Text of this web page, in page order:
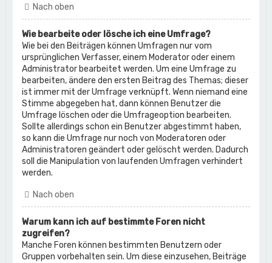
Nach oben
Wie bearbeite oder lösche ich eine Umfrage?
Wie bei den Beiträgen können Umfragen nur vom
ursprünglichen Verfasser, einem Moderator oder einem
Administrator bearbeitet werden. Um eine Umfrage zu
bearbeiten, ändere den ersten Beitrag des Themas; dieser
ist immer mit der Umfrage verknüpft. Wenn niemand eine
Stimme abgegeben hat, dann können Benutzer die
Umfrage löschen oder die Umfrageoption bearbeiten.
Sollte allerdings schon ein Benutzer abgestimmt haben,
so kann die Umfrage nur noch von Moderatoren oder
Administratoren geändert oder gelöscht werden. Dadurch
soll die Manipulation von laufenden Umfragen verhindert
werden.
Nach oben
Warum kann ich auf bestimmte Foren nicht
zugreifen?
Manche Foren können bestimmten Benutzern oder
Gruppen vorbehalten sein. Um diese einzusehen, Beiträge